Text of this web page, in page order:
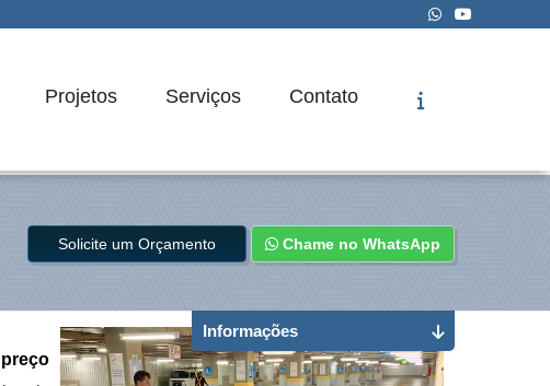
Projetos Serviços Contato
Solicite um Orçamento Chame no WhatsApp
Informações